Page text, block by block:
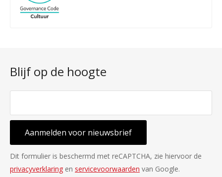
Blijf op de hoogte
Aanmelden voor nieuwsbrief
Dit formulier is beschermd met reCAPTCHA, zie hiervoor de
privacyverklaring en servicevoorwaarden van Google.